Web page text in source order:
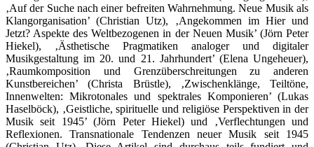
‚Auf der Suche nach einer befreiten Wahrnehmung. Neue Musik als
Klangorganisation’ (Christian Utz), ‚Angekommen im Hier und
Jetzt? Aspekte des Weltbezogenen in der Neuen Musik’ (Jörn Peter
Hiekel), ‚Ästhetische Pragmatiken analoger und digitaler
Musikgestaltung im 20. und 21. Jahrhundert’ (Elena Ungeheuer),
‚Raumkomposition und Grenzüberschreitungen zu anderen
Kunstbereichen’ (Christa Brüstle), ‚Zwischenklänge, Teiltöne,
Innenwelten: Mikrotonales und spektrales Komponieren’ (Lukas
Haselböck), ‚Geistliche, spirituelle und religiöse Perspektiven in der
Musik seit 1945’ (Jörn Peter Hiekel) und ‚Verflechtungen und
Reflexionen. Transnationale Tendenzen neuer Musik seit 1945